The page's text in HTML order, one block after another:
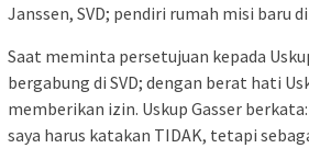
Janssen, SVD; pendiri rumah misi baru
Saat meminta persetujuan kepada
bergabung di SVD; dengan berat hati
memberikan izin. Uskup Gasser
saya harus katakan TIDAK, tetapi